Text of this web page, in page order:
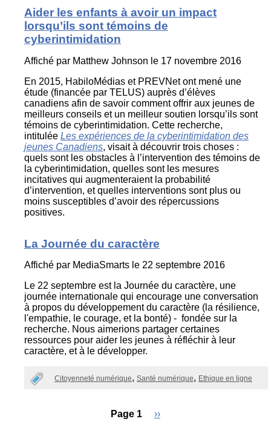
Aider les enfants à avoir un impact
lorsqu’ils sont témoins de
cyberintimidation
Affiché par Matthew Johnson le 17 novembre 2016
En 2015, HabiloMédias et PREVNet ont mené une
étude (financée par TELUS) auprès d’élèves
canadiens afin de savoir comment offrir aux jeunes de
meilleurs conseils et un meilleur soutien lorsqu’ils sont
témoins de cyberintimidation. Cette recherche,
intitulée Les expériences de la cyberintimidation des
jeunes Canadiens, visait à découvrir trois choses :
quels sont les obstacles à l’intervention des témoins de
la cyberintimidation, quelles sont les mesures
incitatives qui augmenteraient la probabilité
d’intervention, et quelles interventions sont plus ou
moins susceptibles d’avoir des répercussions
positives.
La Journée du caractère
Affiché par MediaSmarts le 22 septembre 2016
Le 22 septembre est la Journée du caractère, une
journée internationale qui encourage une conversation
à propos du développement du caractère (la résilience,
l'empathie, le courage, et la bonté) - fondée sur la
recherche. Nous aimerions partager certaines
ressources pour aider les jeunes à réfléchir à leur
caractère, et à le développer.
Citoyenneté numérique Santé numérique Ethique en ligne
Page 1
Next
››